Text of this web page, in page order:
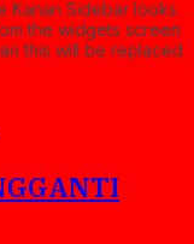
Kanan Sidebar looks
the widgets screen
this will be replaced